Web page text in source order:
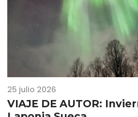
25 julio 2026
VIAJE DE AUTOR: